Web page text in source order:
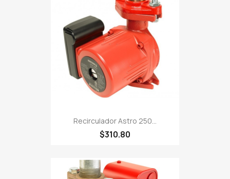
Recirculador Astro 250...
$310.80